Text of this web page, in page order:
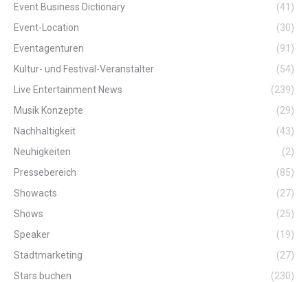
Event Business Dictionary
(41)
Event-Location
(30)
Eventagenturen
(91)
Kultur- und Festival-Veranstalter
(54)
Live Entertainment News
(239)
Musik Konzepte
(29)
Nachhaltigkeit
(43)
Neuhigkeiten
(2)
Pressebereich
(85)
Showacts
(27)
Shows
(25)
Speaker
(19)
Stadtmarketing
(27)
Stars buchen
(230)